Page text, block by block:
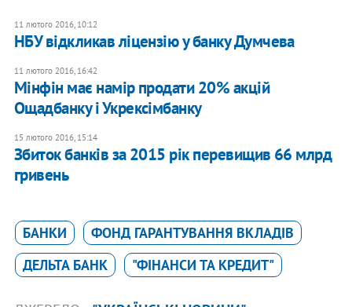
11 лютого 2016, 10:12
НБУ відкликав ліцензію у банку Думчева
11 лютого 2016, 16:42
Мінфін має намір продати 20% акцій
Ощадбанку і Укрексімбанку
15 лютого 2016, 15:14
Збиток банків за 2015 рік перевищив 66 млрд
гривень
БАНКИ
ФОНД ГАРАНТУВАННЯ ВКЛАДІВ
ДЕЛЬТА БАНК
"ФІНАНСИ ТА КРЕДИТ"